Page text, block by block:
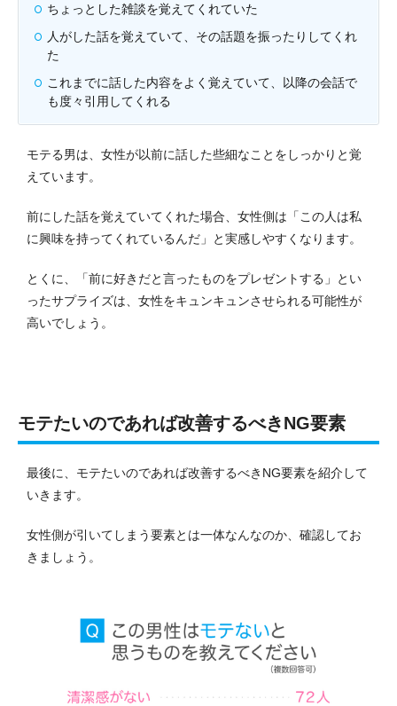
ちょっとした雑談を覚えてくれていた
人がした話を覚えていて、その話題を振ったりしてくれ
た
これまでに話した内容をよく覚えていて、以降の会話で
も度々引用してくれる
モテる男は、女性が以前に話した些細なことをしっかりと覚
えています。
前にした話を覚えていてくれた場合、女性側は「この人は私
に興味を持ってくれているんだ」と実感しやすくなります。
とくに、「前に好きだと言ったものをプレゼントする」とい
ったサプライズは、女性をキュンキュンさせられる可能性が
高いでしょう。
モテたいのであれば改善するべきNG要素
最後に、モテたいのであれば改善するべきNG要素を紹介して
いきます。
女性側が引いてしまう要素とは一体なんなのか、確認してお
きましょう。